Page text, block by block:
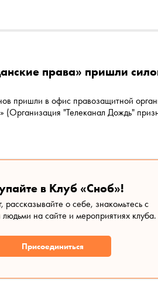
права» пришли
пришли в офис правозащитной
(Организация "Телеканал Дождь"
в Клуб «Сноб»!
рассказывайте о себе, знакомьтесь с
на сайте и мероприятиях клуба.
Присоединиться